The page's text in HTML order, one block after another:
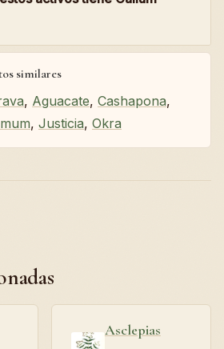
similares
, Aguacate, Cashapona,
, Justicia, Okra
Asclepias